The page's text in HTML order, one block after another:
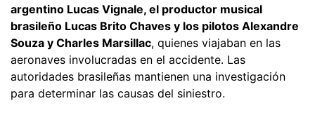
argentino Lucas Vignale, el productor musical
brasileño Lucas Brito Chaves y los pilotos Alexandre
Souza y Charles Marsillac, quienes viajaban en las
aeronaves involucradas en el accidente. Las
autoridades brasileñas mantienen una investigación
para determinar las causas del siniestro.